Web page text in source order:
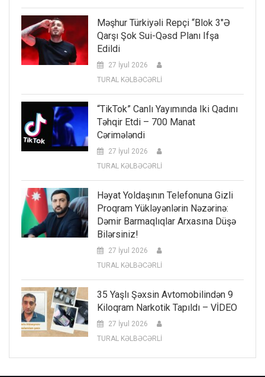
Məşhur Türkiyəli Repçi “Blok 3″ə
Qarşı Şok Sui-Qəsd Planı Ifşa
Edildi
27 İyul 2026
TURAL KƏLBƏCƏRLİ
“TikTok” Canlı Yayımında Iki Qadını
Təhqir Etdi – 700 Manat
Cərimələndi
27 İyul 2026
TURAL KƏLBƏCƏRLİ
Həyat Yoldaşının Telefonuna Gizli
Proqram Yükləyənlərin Nəzərinə:
Dəmir Barmaqlıqlar Arxasına Düşə
Bilərsiniz!
27 İyul 2026
TURAL KƏLBƏCƏRLİ
35 Yaşlı Şəxsin Avtomobilindən 9
Kiloqram Narkotik Tapıldı – VİDEO
27 İyul 2026
TURAL KƏLBƏCƏRLİ